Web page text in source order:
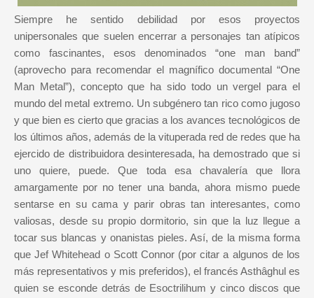
Siempre he sentido debilidad por esos proyectos
unipersonales que suelen encerrar a personajes tan atípicos
como fascinantes, esos denominados “one man band”
(aprovecho para recomendar el magnífico documental “One
Man Metal”), concepto que ha sido todo un vergel para el
mundo del metal extremo. Un subgénero tan rico como jugoso
y que bien es cierto que gracias a los avances tecnológicos de
los últimos años, además de la vituperada red de redes que ha
ejercido de distribuidora desinteresada, ha demostrado que si
uno quiere, puede. Que toda esa chavalería que llora
amargamente por no tener una banda, ahora mismo puede
sentarse en su cama y parir obras tan interesantes, como
valiosas, desde su propio dormitorio, sin que la luz llegue a
tocar sus blancas y onanistas pieles. Así, de la misma forma
que Jef Whitehead o Scott Connor (por citar a algunos de los
más representativos y mis preferidos), el francés Asthâghul es
quien se esconde detrás de Esoctrilihum y cinco discos que